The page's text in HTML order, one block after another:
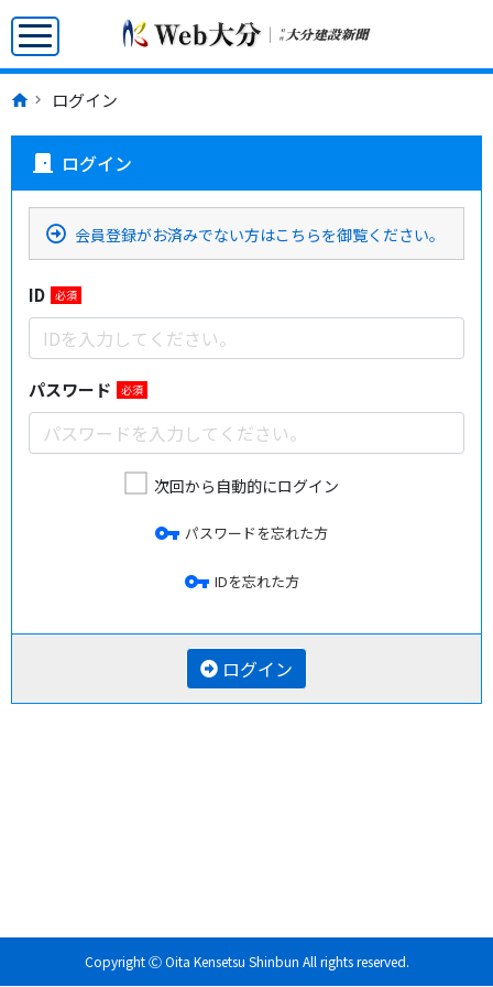
ログイン
door_front ログイン
会員登録がお済みでない方はこちらを御覧ください。
ID 必須
パスワード 必須
次回から自動的にログイン
vpn_key パスワードを忘れた方
vpn_key IDを忘れた方
ログイン
Copyright Ⓒ Oita Kensetsu Shinbun All rights reserved.